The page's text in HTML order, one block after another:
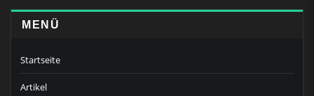
MENÜ
Startseite
Artikel